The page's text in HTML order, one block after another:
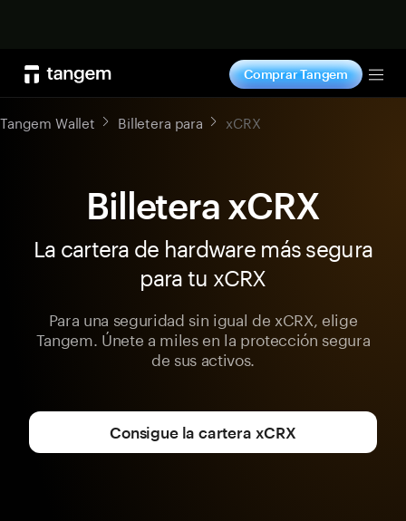
Comprar Tangem
Tangem Wallet Billetera para xCRX
Billetera xCRX
La cartera de hardware más segura
para tu xCRX
Para una seguridad sin igual de xCRX, elige
Tangem. Únete a miles en la protección segura
de sus activos.
Consigue la cartera xCRX